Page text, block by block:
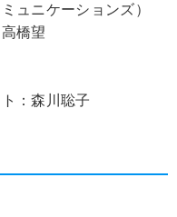
ュニケーションズ）
橋望
：森川聡子